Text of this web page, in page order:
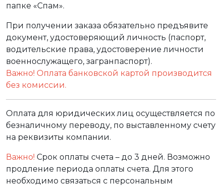
папке «Спам».
При получении заказа обязательно предъявите
документ, удостоверяющий личность (паспорт,
водительские права, удостоверение личности
военнослужащего, загранпаспорт).
Важно! Оплата банковской картой производится
без комиссии.
Оплата для юридических лиц осуществляется по
безналичному переводу, по выставленному счету
на реквизиты компании.
Важно! Срок оплаты счета – до 3 дней. Возможно
продление периода оплаты счета. Для этого
необходимо связаться с персональным